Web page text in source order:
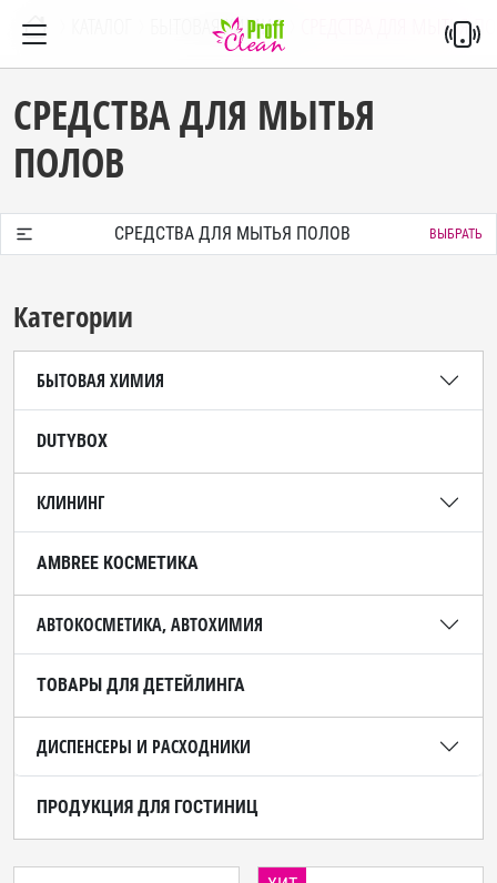
БЫТОВАЯ ХИМИЯ СРЕДСТВА ДЛЯ МЫТЬЯ
СРЕДСТВА ДЛЯ МЫТЬЯ
ПОЛОВ
СРЕДСТВА ДЛЯ МЫТЬЯ ПОЛОВ ВЫБРАТЬ
Категории
БЫТОВАЯ ХИМИЯ
DUTYBOX
КЛИНИНГ
AMBREE КОСМЕТИКА
АВТОКОСМЕТИКА, АВТОХИМИЯ
ТОВАРЫ ДЛЯ ДЕТЕЙЛИНГА
ДИСПЕНСЕРЫ И РАСХОДНИКИ
ПРОДУКЦИЯ ДЛЯ ГОСТИНИЦ